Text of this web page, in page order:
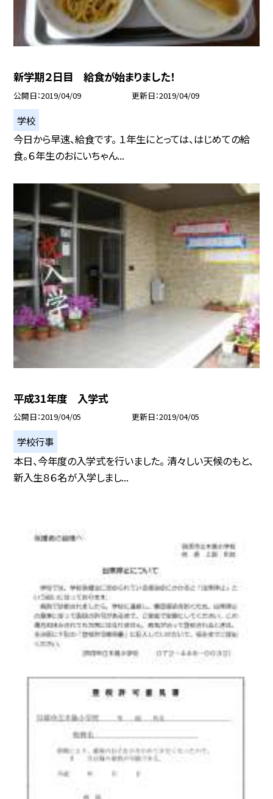
新学期２日目 給食が始まりました！
公開日 2019/04/09 更新日 2019/04/09
学校
今日から早速、給食です。 １年生にとっては、はじめての給
食。６年生のおにいちゃん...
平成31年度 入学式
公開日 2019/04/05 更新日 2019/04/05
学校行事
本日、今年度の入学式を行いました。 清々しい天候のもと、
新入生８６名が入学しまし...